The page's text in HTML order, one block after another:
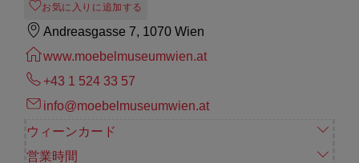
お気に入りに追加する
Andreasgasse 7, 1070 Wien
www.moebelmuseumwien.at
+43 1 524 33 57
info@moebelmuseumwien.at
ウィーンカード
営業時間